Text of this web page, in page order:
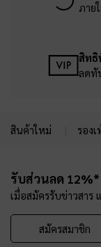
ภาย
สิทธิ
ลดทั
สินค้าใหม่ รองเ
รับส่วนลด
เมื่อสมัครรับข่าวสาร
สมัครสมาชิก